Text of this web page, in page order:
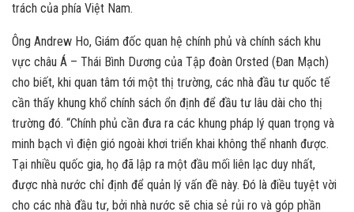
trách của phía Việt Nam.
Ông Andrew Ho, Giám đốc quan hệ chính phủ và chính sách khu
vực châu Á – Thái Bình Dương của Tập đoàn Orsted (Đan Mạch)
cho biết, khi quan tâm tới một thị trường, các nhà đầu tư quốc tế
cần thấy khung khổ chính sách ổn định để đầu tư lâu dài cho thị
trường đó. “Chính phủ cần đưa ra các khung pháp lý quan trọng và
minh bạch vì điện gió ngoài khơi triển khai không thể nhanh được.
Tại nhiều quốc gia, họ đã lập ra một đầu mối liên lạc duy nhất,
được nhà nước chỉ định để quản lý vấn đề này. Đó là điều tuyệt vời
cho các nhà đầu tư, bởi nhà nước sẽ chia sẻ rủi ro và góp phần